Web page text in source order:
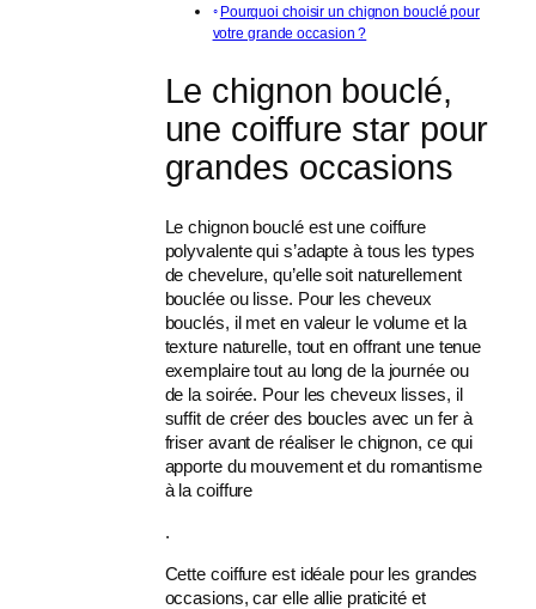
Pourquoi choisir un chignon bouclé pour
votre grande occasion ?
Le chignon bouclé,
une coiffure star pour
grandes occasions
Le chignon bouclé est une coiffure
polyvalente qui s’adapte à tous les types
de chevelure, qu’elle soit naturellement
bouclée ou lisse. Pour les cheveux
bouclés, il met en valeur le volume et la
texture naturelle, tout en offrant une tenue
exemplaire tout au long de la journée ou
de la soirée. Pour les cheveux lisses, il
suffit de créer des boucles avec un fer à
friser avant de réaliser le chignon, ce qui
apporte du mouvement et du romantisme
à la coiffure
.
Cette coiffure est idéale pour les grandes
occasions, car elle allie praticité et